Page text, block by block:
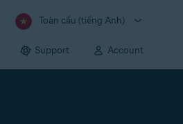
Toàn cầu (tiếng Anh)
Support Account